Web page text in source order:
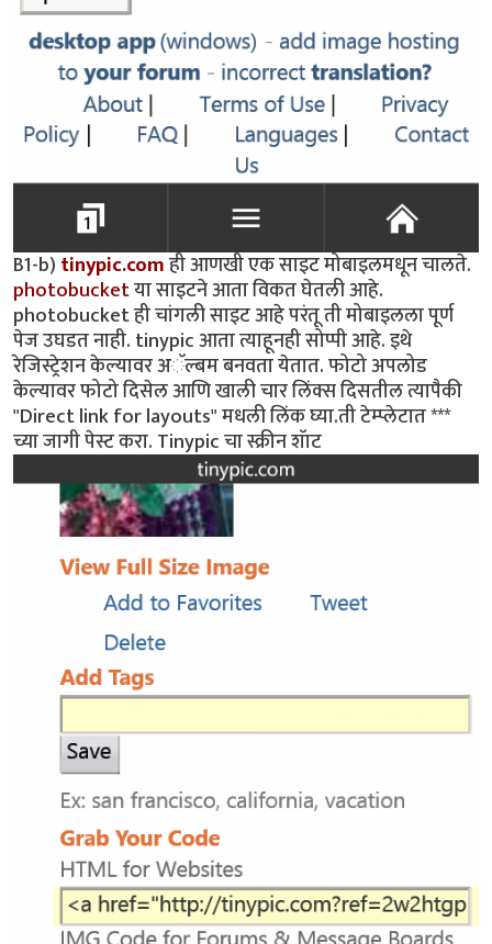
B1-b)tinypic.comही आणखी एक साइट मोबाइलमधून चालते.
photobucketया साइटने आता विकत घेतली आहे.
photobucket ही चांगली साइट आहे परंतू ती मोबाइलला पूर्ण
पेज उघडत नाही. tinypic आता त्याहूनही सोप्पी आहे. इथे
रेजिस्ट्रेशन केल्यावर अॅल्बम बनवता येतात. फोटो अपलोड
केल्यावर फोटो दिसेल आणि खाली चार लिंक्स दिसतील त्यापैकी
"Direct link for layouts" मधली लिंक घ्या.ती टेम्प्लेटात ***
च्या जागी पेस्ट करा. Tinypic चा स्क्रीन शॅाट